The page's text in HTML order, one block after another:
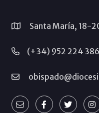
Santa María, 18-
(+34) 952 224 386